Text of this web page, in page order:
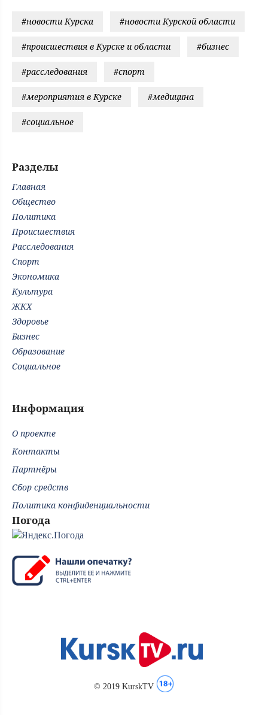
#новости Курска #новости Курской области
#происшествия в Курске и области #бизнес
#расследования #спорт
#мероприятия в Курске #медицина
#социальное
Разделы
Главная
Общество
Политика
Происшествия
Расследования
Спорт
Экономика
Культура
ЖКХ
Здоровье
Бизнес
Образование
Социальное
Информация
О проекте
Контакты
Партнёры
Сбор средств
Политика конфиденциальности
Погода
© 2019 KurskTV